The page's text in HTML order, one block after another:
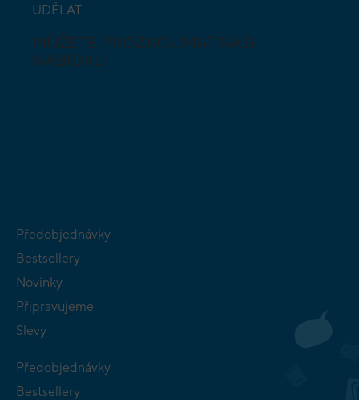
UDĚLAT
MŮŽETE PROZKOUMAT NAŠI
NABÍDKU
Předobjednávky
Bestsellery
Novinky
Připravujeme
Slevy
Předobjednávky
Bestsellery